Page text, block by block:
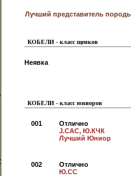
Лучший представитель
КОБЕЛИ - класс щенков
Неявка
КОБЕЛИ - класс юниоров
001
Отлично
J.CAC, Ю.КЧК
Лучший Юниор
002
Отлично
Ю.CC